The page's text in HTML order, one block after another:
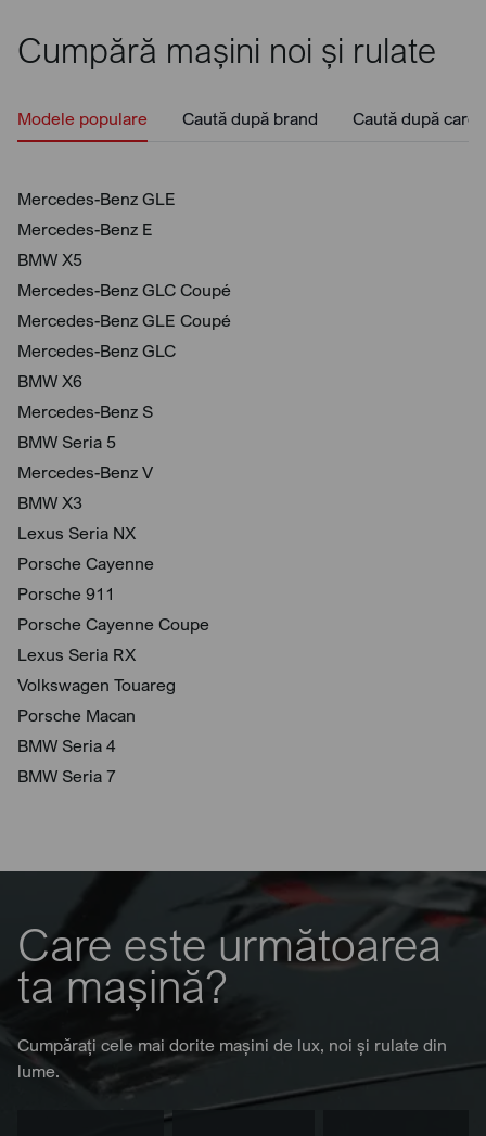
Cumpără mașini noi și rulate
Modele populare Caută după brand Caută după
Mercedes-Benz GLE
Mercedes-Benz E
BMW X5
Mercedes-Benz GLC Coupé
Mercedes-Benz GLE Coupé
Mercedes-Benz GLC
BMW X6
Mercedes-Benz S
BMW Seria 5
Mercedes-Benz V
BMW X3
Lexus Seria NX
Porsche Cayenne
Porsche 911
Porsche Cayenne Coupe
Lexus Seria RX
Volkswagen Touareg
Porsche Macan
BMW Seria 4
BMW Seria 7
Care este următoarea
ta mașină?
Cumpărați cele mai dorite mașini de lux, noi și rulate din
lume.